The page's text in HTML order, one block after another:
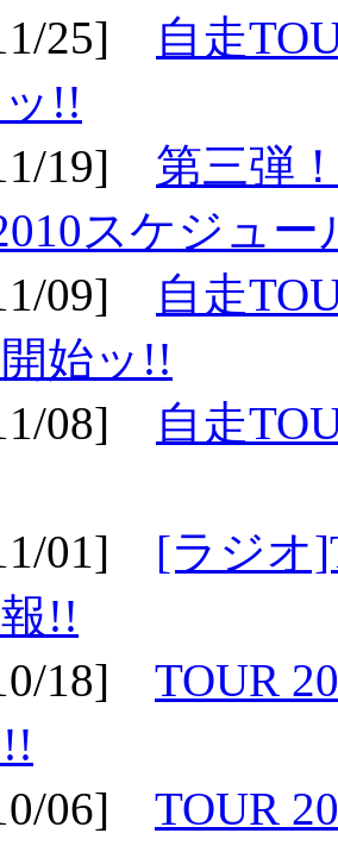
25]
自走
!!
19] 第三弾
スケジュー
09]
自走
始ッ!!
08]
自走
01] [ラジオ
!!
18] TOUR
06] TOUR